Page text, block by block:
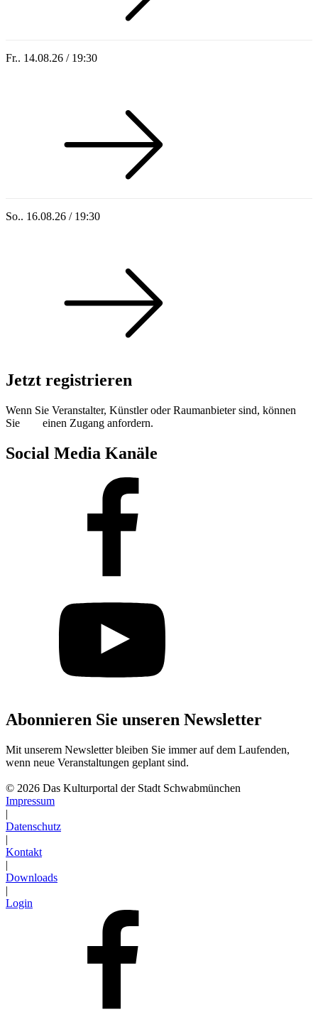
Fr.. 14.08.26 / 19:30
So.. 16.08.26 / 19:30
Jetzt registrieren
Wenn Sie Veranstalter, Künstler oder Raumanbieter sind, können
Sie
einen Zugang anfordern.
Social Media Kanäle
Abonnieren Sie unseren Newsletter
Mit unserem Newsletter bleiben Sie immer auf dem Laufenden,
wenn neue Veranstaltungen geplant sind.
© 2026 Das Kulturportal der Stadt Schwabmünchen
Impressum
|
Datenschutz
|
Kontakt
|
Downloads
|
Login